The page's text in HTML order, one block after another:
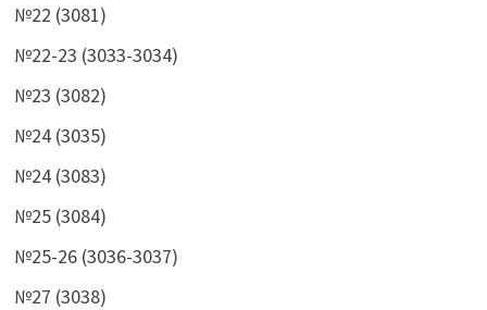
№22 (3081)
№22-23 (3033-3034)
№23 (3082)
№24 (3035)
№24 (3083)
№25 (3084)
№25-26 (3036-3037)
№27 (3038)